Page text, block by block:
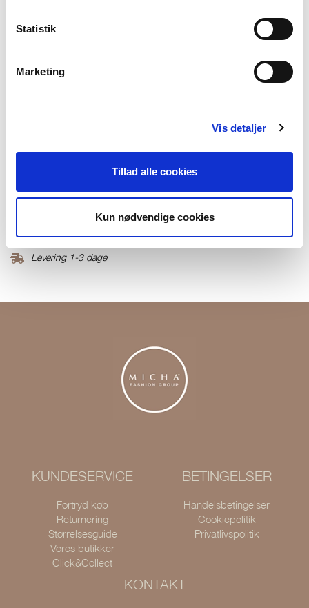
Statistik
Marketing
Vis detaljer
Tillad alle cookies
Kun nødvendige cookies
På lager
Produktnummer
000001670016100000205
Levering 1-3 dage
KUNDESERVICE
Fortryd køb
Returnering
Størrelsesguide
Vores butikker
Click&Collect
BETINGELSER
Handelsbetingelser
Cookiepolitik
Privatlivspolitik
KONTAKT